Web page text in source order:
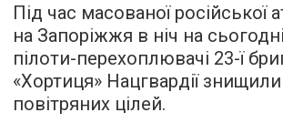
Під час масованої російської
на Запоріжжя в ніч на
пілоти-перехоплювачі 23-ї
«Хортиця» Нацгвардії
повітряних цілей.